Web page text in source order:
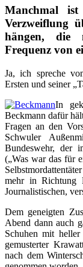
Manchmal
Verzweiflung
hängen, die
Frequenz von
Ja, ich spreche
Ersten und seiner
In
Beckmann dafür
Fragen an den
Schwuler
Bundeswehr, der
(„Was war das für
mehr in Richtung
Journalistischen,
Dem geneigten
Abend dann auch
Schuhen mit
gemusterter
nach dem